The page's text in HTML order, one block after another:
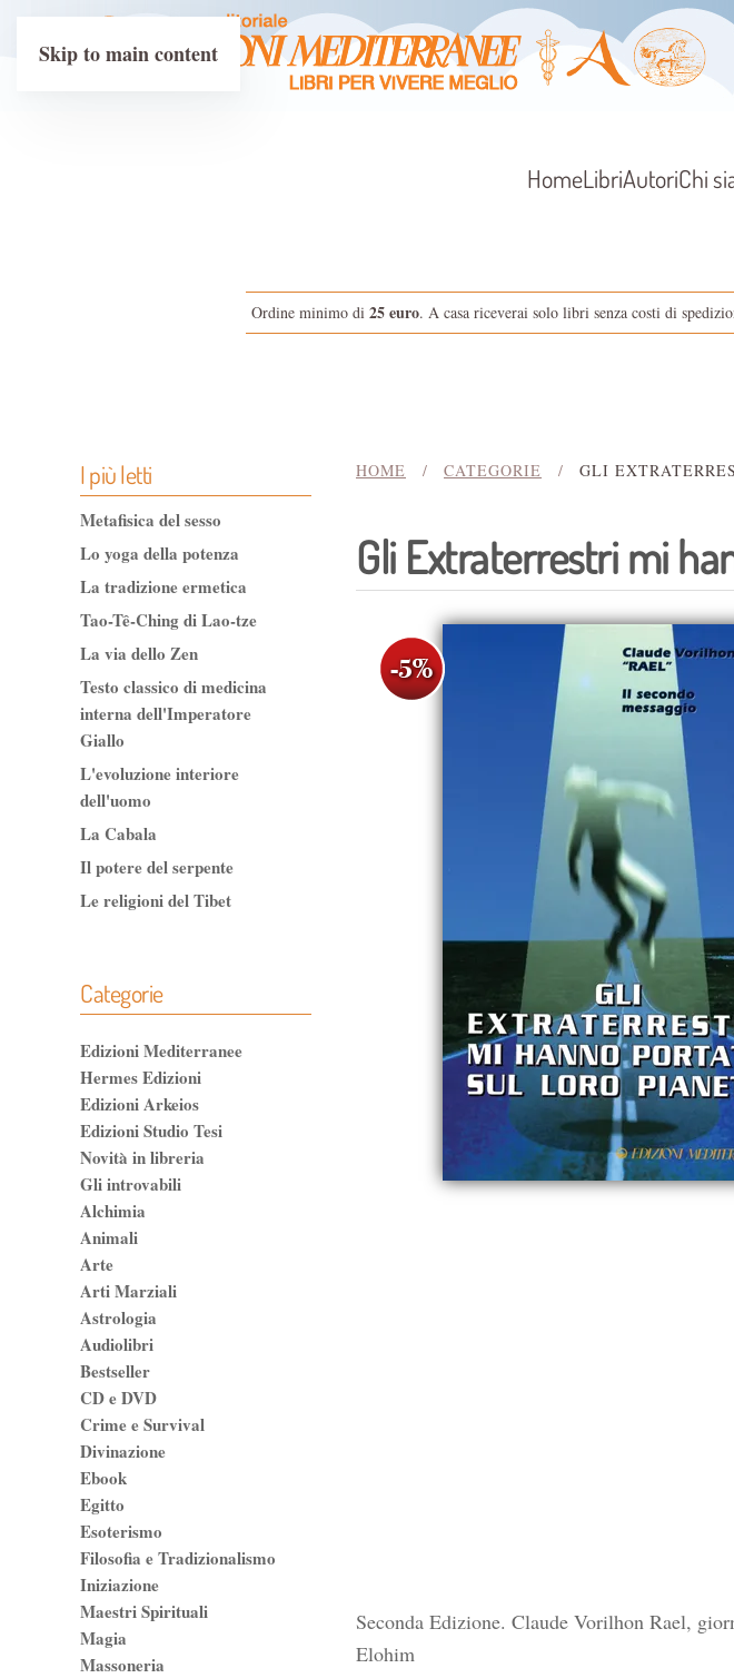
Skip to main content
HomeLibriAutoriChi
Ordine minimo di 25 euro. A casa riceverai solo libri senza costi di
HOME CATEGORIE GLI
Gli Extraterrestri mi
Seconda Edizione. Claude Vorilhon Rael,
Elohim
I più letti
Metafisica del sesso
Lo yoga della potenza
La tradizione ermetica
Tao-Tê-Ching di Lao-tze
La via dello Zen
Testo classico di medicina
interna dell'Imperatore
Giallo
L'evoluzione interiore
dell'uomo
La Cabala
Il potere del serpente
Le religioni del Tibet
Categorie
Edizioni Mediterranee
Hermes Edizioni
Edizioni Arkeios
Edizioni Studio Tesi
Novità in libreria
Gli introvabili
Alchimia
Animali
Arte
Arti Marziali
Astrologia
Audiolibri
Bestseller
CD e DVD
Crime e Survival
Divinazione
Ebook
Egitto
Esoterismo
Filosofia e Tradizionalismo
Iniziazione
Maestri Spirituali
Magia
Massoneria